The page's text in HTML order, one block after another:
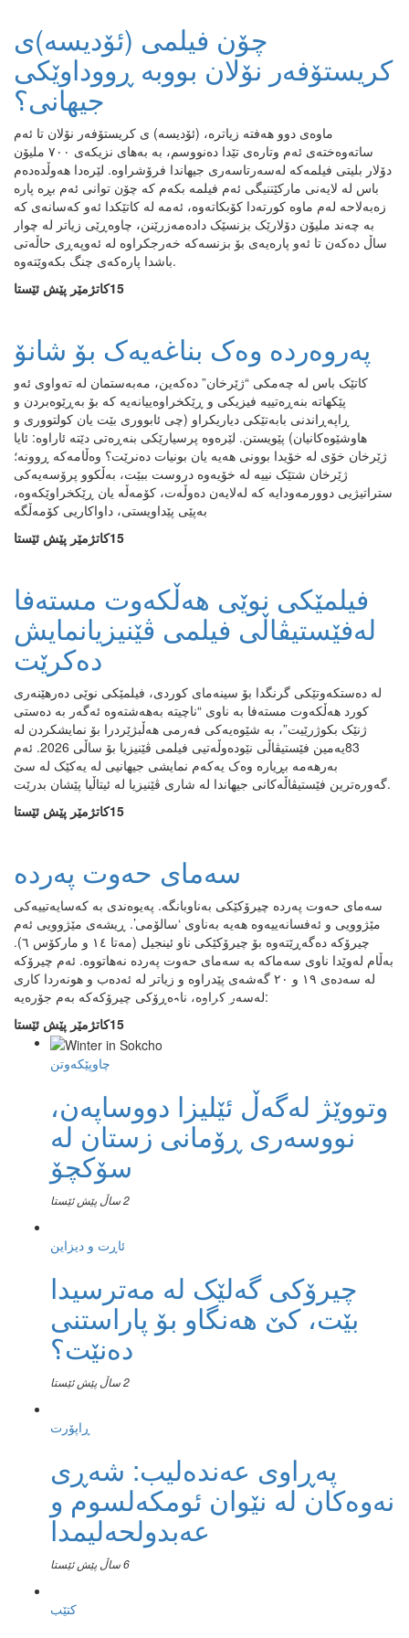
چۆن فیلمی (ئۆدیسە)ی
کریستۆفەر نۆلان بووبە ڕووداوێکی
جیهانی؟
ماوەی دوو هەفتە زیاترە، (ئۆدیسە) ی کریستۆفەر نۆلان تا ئەم
ساتەوەختەی ئەم وتارەی تێدا دەنووسم، بە بەهای نزیکەی ۷٠٠ ملیۆن
دۆلار بلیتی فیلمەکە لەسەرتاسەری جیهاندا فرۆشراوە. لێرەدا هەوڵدەدەم
باس لە لایەنی مارکێتنیگی ئەم فیلمە بکەم کە چۆن توانی ئەم بڕە پارە
زەبەلاحە لەم ماوە کورتەدا کۆبکاتەوە، ئەمە لە کاتێکدا ئەو کەسانەی کە
بە چەند ملیۆن دۆلارێک بزنسێک دادەمەزرێنن، چاوەڕێی زیاتر لە چوار
ساڵ دەکەن تا ئەو پارەیەی بۆ بزنسەکە خەرجکراوە لە ئەوپەڕی حاڵەتی
باشدا پارەکەی چنگ بکەوێتەوە.
15كاتژمێر پێش ئێستا
پەروەردە وەک بناغەیەک بۆ شانۆ
کاتێک باس لە چەمکی “ژێرخان” دەکەین، مەبەستمان لە تەواوی ئەو
پێکهاتە بنەڕەتییە فیزیکی و ڕێکخراوەییانەیە کە بۆ بەڕێوەبردن و
ڕاپەڕاندنی بابەتێکی دیاریکراو (چی ئابووری بێت یان کولتووری و
هاوشێوەکانیان) پێویستن. لێرەوە پرسیارێکی بنەڕەتی دێتە ئاراوە: ئایا
ژێرخان خۆی لە خۆیدا بوونی هەیە یان بونیات دەنرێت؟ وەڵامەکە ڕوونە؛
ژێرخان شتێک نییە لە خۆیەوە دروست ببێت، بەڵکوو پرۆسەیەکی
ستراتیژیی دوورمەودایە کە لەلایەن دەوڵەت، کۆمەڵە یان ڕێکخراوێکەوە،
بەپێی پێداویستی، داواکاریی کۆمەڵگە
15كاتژمێر پێش ئێستا
فیلمێکی نوێی هەڵکەوت مستەفا
لەفێستیڤاڵی فیلمی ڤێنیزیانمایش
دەکرێت
لە دەستکەوتێکی گرنگدا بۆ سینەمای کوردی، فیلمێکی نوێی دەرهێنەری
کورد هەڵکەوت مستەفا بە ناوی “ناچیتە بەهەشتەوە ئەگەر بە دەستی
ژنێک بکوژرێیت”، بە شێوەیەکی فەرمی هەڵبژێردرا بۆ نمایشکردن لە
83یەمین فێستیڤاڵی نێودەوڵەتیی فیلمی ڤێنیزیا بۆ ساڵی 2026. ئەم
بەرهەمە بڕیارە وەک یەکەم نمایشی جیهانیی لە یەکێک لە سێ
گەورەترین فێستیڤاڵەکانی جیهاندا لە شاری ڤێنیزیا لە ئیتاڵیا پێشان بدرێت.
15كاتژمێر پێش ئێستا
سەمای حەوت پەردە
سەمای حەوت پەردە چیرۆکێکی بەناوبانگە. پەیوەندی بە کەسایەتییەکی
مێژوویی و ئەفسانەییەوە هەیە بەناوی ‘سالۆمی’. ڕیشەی مێژوویی ئەم
چیرۆکە دەگەڕێتەوە بۆ چیرۆکێکی ناو ئینجیل (مەتا ١٤ و مارکۆس ٦).
بەڵام لەوێدا ناوی سەماکە بە سەمای حەوت پەردە نەهاتووە. ئەم چیرۆکە
لە سەدەی ١٩ و ٢٠ گەشەی پێدراوە و زیاتر لە ئەدەب و هونەردا کاری
لەسەر کراوە، ناوەڕۆکی چیرۆکەکە بەم جۆرەیە:
15كاتژمێر پێش ئێستا
چاوپێکەوتن
وتووێژ لەگەڵ ئێلیزا دووساپەن،
نووسەری ڕۆمانی زستان لە
سۆکچۆ
2 ساڵ پێش ئێستا
ئاڕت و دیزاین
چیرۆکی گەلێک لە مەترسیدا
بێت، کێ هەنگاو بۆ پاراستنی
دەنێت؟
2 ساڵ پێش ئێستا
ڕاپۆرت
پەڕاوی عەندەلیب: شەڕی
نەوەکان لە نێوان ئومکەلسوم و
عەبدولحەلیمدا
6 ساڵ پێش ئێستا
کتێب